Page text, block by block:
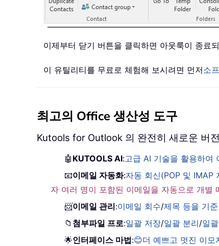
이제부터 닫기 버튼을 클릭하면 아웃룩이 종료
이 유틸리티를 무료로 체험해 보시려면 먼저소
최고의 Office 생산성 도구
Kutools for Outlook 의 완전히 새로운 버
🤖 KUTOOLS AI:고급 AI 기술을 활용하여
📧이메일 자동화:자동 회신(POP 및 IMAP
자 여러 명이 포함된 이메일을 자동으로 개별
📨이메일 관리:이메일 회수/제목 등을 기
📁 첨부파일 프로:일괄 저장/일괄 분리/일
🌟인터페이스 마법:😊더 예쁘고 멋진 이모